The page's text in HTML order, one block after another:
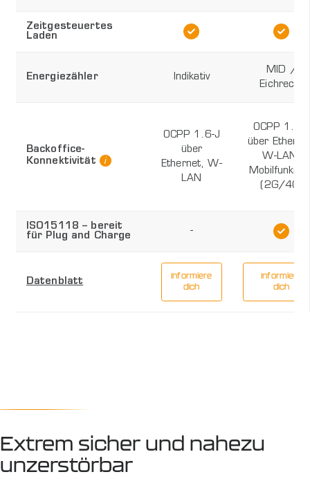
Zeitgesteuertes
Laden
Energiezähler Indikativ
MID /
Eichrecht
Backoffice-
Konnektivität
OCPP 1.6-J
über
Ethernet, W-
LAN
OCPP 1.6-J
über
W-LAN,
(2G/4G)
ISO15118 – bereit
für Plug and Charge
-
Datenblatt
Informiere
dich
Informiere
dich
Extrem sicher und nahezu
unzerstörbar